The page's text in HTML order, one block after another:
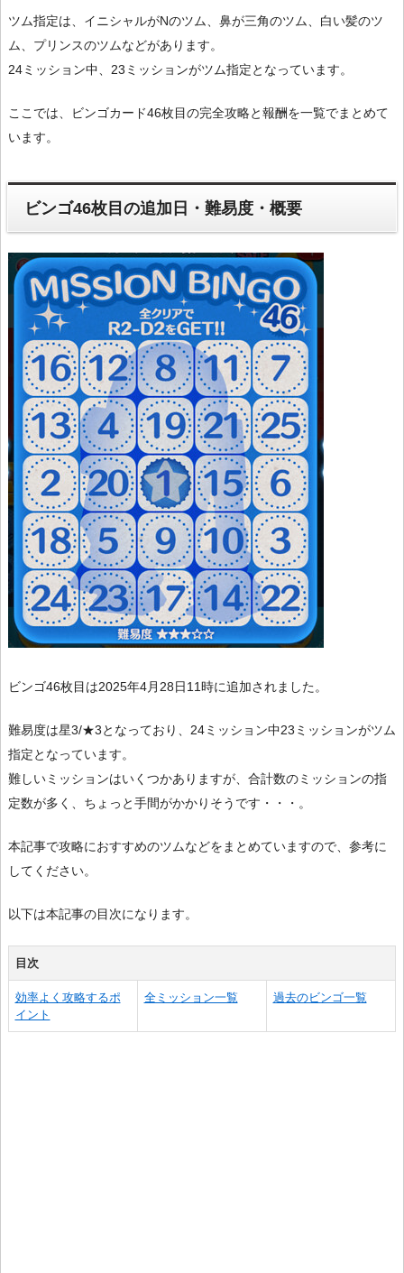
ツム指定は、イニシャルがNのツム、鼻が三角のツム、白い髪のツ
ム、プリンスのツムなどがあります。
24ミッション中、23ミッションがツム指定となっています。
ここでは、ビンゴカード46枚目の完全攻略と報酬を一覧でまとめて
います。
ビンゴ46枚目の追加日・難易度・概要
ビンゴ46枚目は2025年4月28日11時に追加されました。
難易度は星3/★3となっており、24ミッション中23ミッションがツム
指定となっています。
難しいミッションはいくつかありますが、合計数のミッションの指
定数が多く、ちょっと手間がかかりそうです・・・。
本記事で攻略におすすめのツムなどをまとめていますので、参考に
してください。
以下は本記事の目次になります。
目次
効率よく攻略するポ
イント
全ミッション一覧 過去のビンゴ一覧